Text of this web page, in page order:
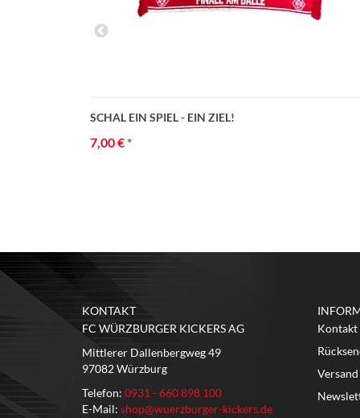
SCHAL EIN SPIEL - EIN ZIEL!
7,00 €*
KONTAKT
FC WÜRZBURGER KICKERS AG
Mittlerer Dallenbergweg 49
97082 Würzburg
Telefon: 0931 - 660 898 100
E-Mail: shop@wuerzburger-kickers.de
Kontakt